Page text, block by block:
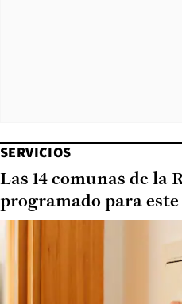
SERVICIOS
Las 14 comunas de la
programado para